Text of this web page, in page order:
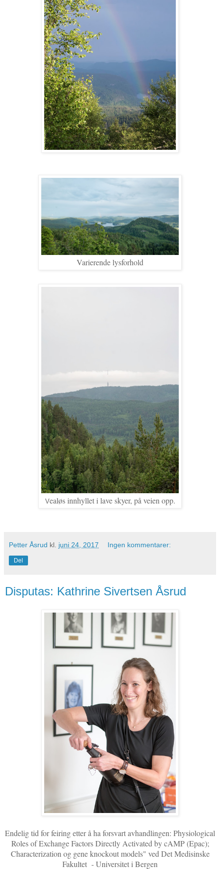
Varierende lysforhold
Vealøs innhyllet i lave skyer, på veien opp.
Petter Åsrud kl. juni 24, 2017 Ingen kommentarer:
Del
Disputas: Kathrine Sivertsen Åsrud
Endelig tid for feiring etter å ha forsvart avhandlingen: Physiological
Roles of Exchange Factors Directly Activated by cAMP (Epac);
Characterization og gene knockout models" ved Det Medisinske
Fakultet - Universitet i Bergen